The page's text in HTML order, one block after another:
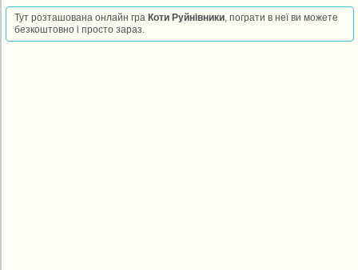
Тут розташована онлайн гра Коти Руйнівники, пограти в неї ви можете
безкоштовно і просто зараз.